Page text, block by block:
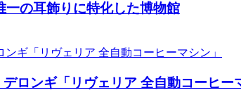
の耳飾りに特化した博物館
ロンギ「リヴェリア 全自動コーヒー